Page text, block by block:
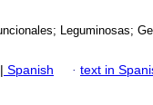
Leguminosas;
| Spanish · text in